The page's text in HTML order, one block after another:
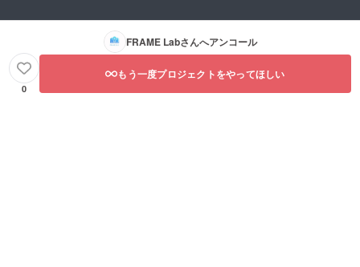
FRAME Labさんへアンコール
0
もう一度プロジェクトをやってほしい